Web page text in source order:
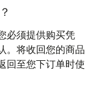
必须提供购买凭
。将收回您的商品
回至您下订单时使